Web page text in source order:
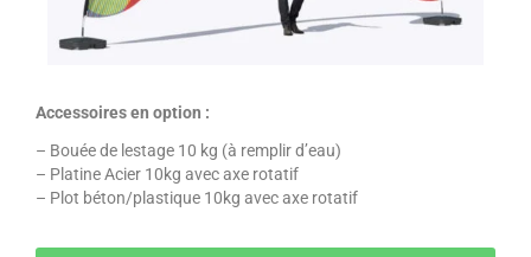
Accessoires en option :
– Bouée de lestage 10 kg (à remplir d’eau)
– Platine Acier 10kg avec axe rotatif
– Plot béton/plastique 10kg avec axe rotatif